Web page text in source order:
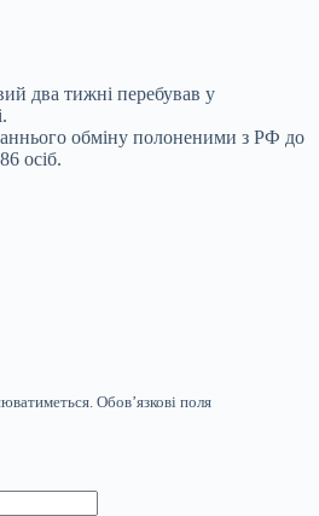
два тижні перебував у
обміну полоненими з РФ до
осіб.
Обов’язкові поля